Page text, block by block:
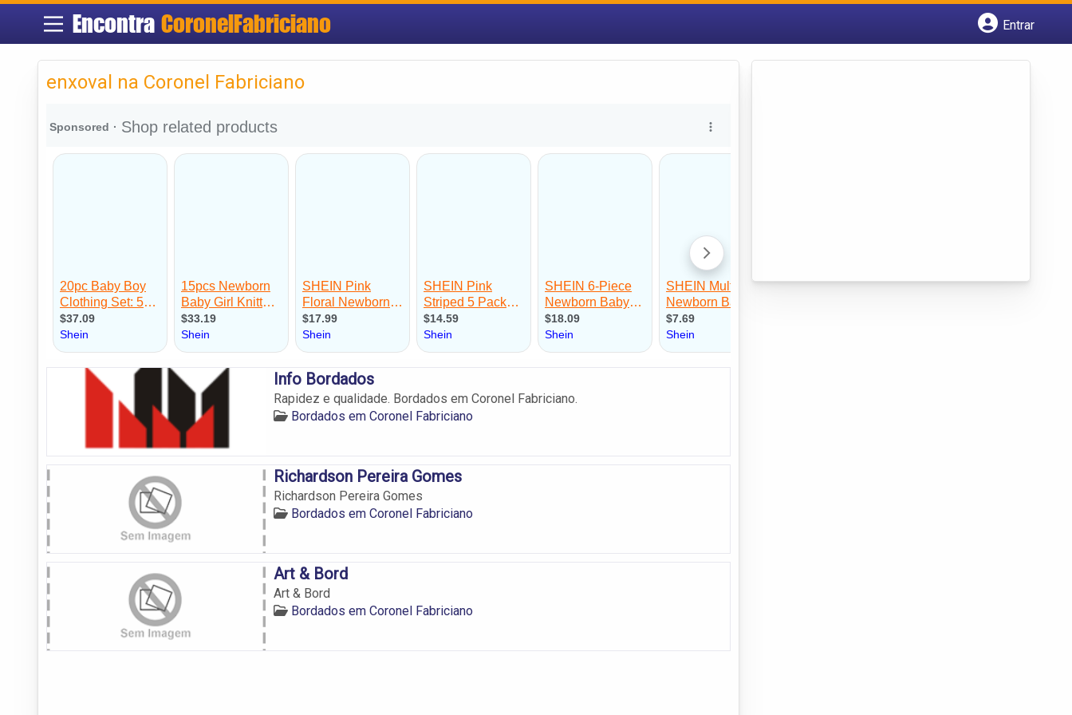
Encontra CoronelFabriciano
Entrar
enxoval na Coronel Fabriciano
Info Bordados
Rapidez e qualidade. Bordados em Coronel Fabriciano.
Bordados em Coronel Fabriciano
Richardson Pereira Gomes
Richardson Pereira Gomes
Bordados em Coronel Fabriciano
Art & Bord
Art & Bord
Bordados em Coronel Fabriciano